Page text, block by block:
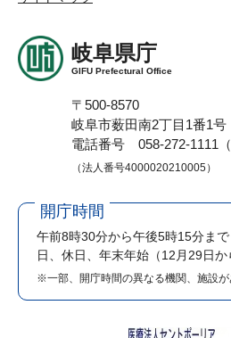
岐阜県庁
GIFU Prefectural Office
〒500-8570
岐阜市薮田南2丁目1番1号
電話番号 058-272-1111（
（法人番号4000020210005）
開庁時間
午前8時30分から午後5時15分まで
日、休日、年末年始（12月29日か
※一部、開庁時間の異なる機関、施設が